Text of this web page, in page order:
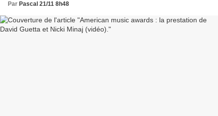
Par Pascal 21/11 8h48